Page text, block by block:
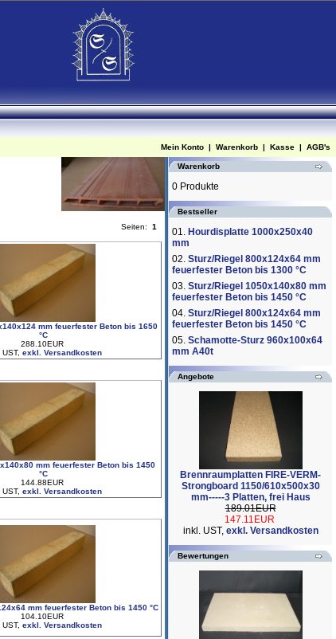
Mein Konto | Warenkorb | Kasse | AGB's
Seiten: 1
mm feuerfester Beton bis 1650
°C
288.10EUR
exkl. Versandkosten
mm feuerfester Beton bis 1450
°C
144.88EUR
exkl. Versandkosten
mm feuerfester Beton bis 1450 °C
104.10EUR
exkl. Versandkosten
Warenkorb
0 Produkte
Bestseller
01. Hourdisplatte 1000x250x40
mm
02. Sturz/Riegel 800x124x64 mm
feuerfester Beton bis 1300 °C
03. Sturz/Riegel 1050x140x80 mm
feuerfester Beton bis 1450 °C
04. Sturz/Riegel 800x124x64 mm
feuerfester Beton bis 1450 °C
05. Schamotte-Sturz 960x100x64
mm A40t
Angebote
Brennraumplatten FIRE-VERM-
Strongboard 1150/610x500x30
mm-----3 Platten, frei Haus
189.01EUR
147.11EUR
inkl. UST, exkl. Versandkosten
Bewertungen